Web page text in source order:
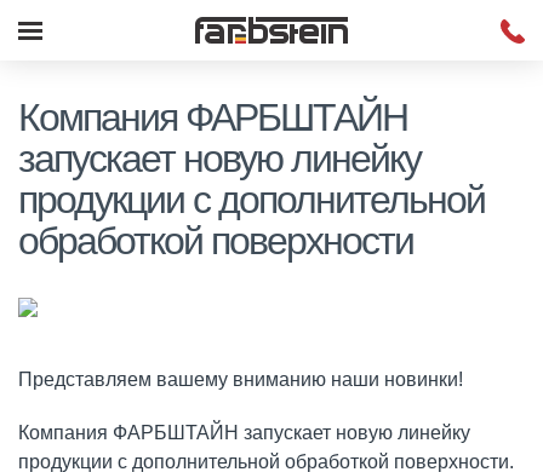
Компания ФАРБШТАЙН
запускает новую линейку
продукции с дополнительной
обработкой поверхности
Представляем вашему вниманию наши новинки!
Компания ФАРБШТАЙН запускает новую линейку
продукции с дополнительной обработкой поверхности.